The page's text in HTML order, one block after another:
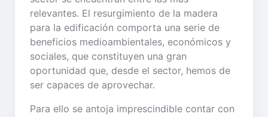
relevantes. El resurgimiento de la madera
para la edificación comporta una serie de
beneficios medioambientales, económicos y
sociales, que constituyen una gran
oportunidad que, desde el sector, hemos de
ser capaces de aprovechar.
Para ello se antoja imprescindible contar con